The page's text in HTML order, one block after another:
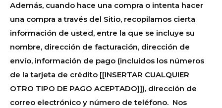
Además, cuando hace una compra o intenta hacer
una compra a través del Sitio, recopilamos cierta
información de usted, entre la que se incluye su
nombre, dirección de facturación, dirección de
envío, información de pago (incluidos los números
de la tarjeta de crédito [[INSERTAR CUALQUIER
OTRO TIPO DE PAGO ACEPTADO]]), dirección de
correo electrónico y número de teléfono. Nos